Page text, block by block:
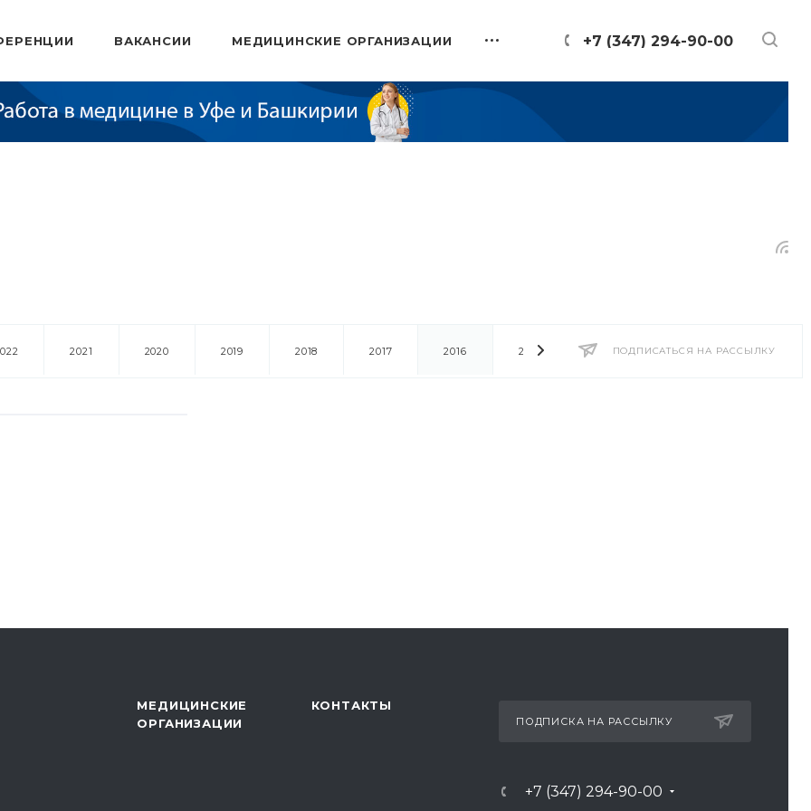
+7 (347) 294-90-00
ВАКАНСИИ МЕДИЦИНСКИЕ ОРГАНИЗАЦИИ
ПОДПИСАТЬСЯ НА РАССЫЛКУ
2021 2020 2019 2018 2017 2016 2014 2013 2012 2011
МЕДИЦИНСКИЕ
ОРГАНИЗАЦИИ
КОНТАКТЫ
ПОДПИСКА НА РАССЫЛКУ
+7 (347) 294-90-00